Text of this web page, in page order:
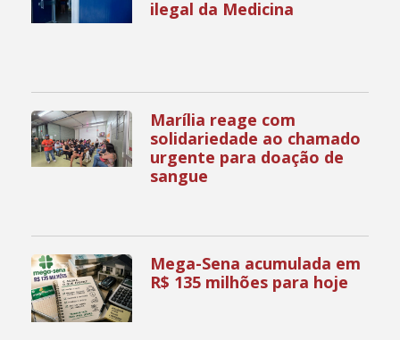
ilegal da Medicina
Marília reage com
solidariedade ao chamado
urgente para doação de
sangue
Mega-Sena acumulada em
R$ 135 milhões para hoje